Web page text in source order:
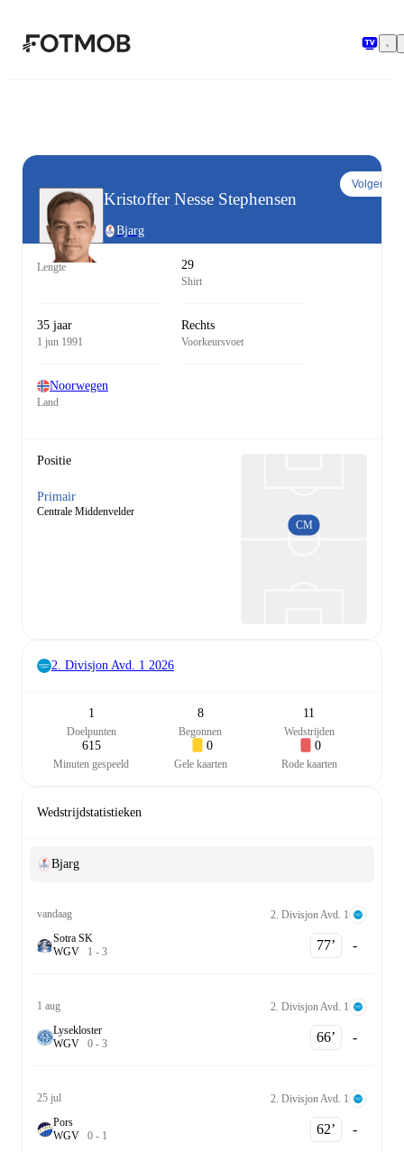
Kristoffer Nesse Stephensen
Bjarg
Volgen
Lengte 29
Shirt
35 jaar
1 jun 1991
Rechts
Voorkeursvoet
Noorwegen
Land
Positie
Primair
Centrale Middenvelder
CM
2. Divisjon Avd. 1 2026
1
Doelpunten
8
Begonnen
11
Wedstrijden
615
Minuten gespeeld
0
Gele kaarten
0
Rode kaarten
Wedstrijdstatistieken
Bjarg
vandaag
2. Divisjon Avd. 1
Sotra SK
WGV 1 - 3 77‎’‎ -
1 aug
2. Divisjon Avd. 1
Lysekloster
WGV 0 - 3 66‎’‎ -
25 jul
2. Divisjon Avd. 1
Pors
WGV 0 - 1 62‎’‎ -